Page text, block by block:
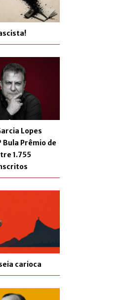
Lopes
Bula Prêmio de
1.755
carioca